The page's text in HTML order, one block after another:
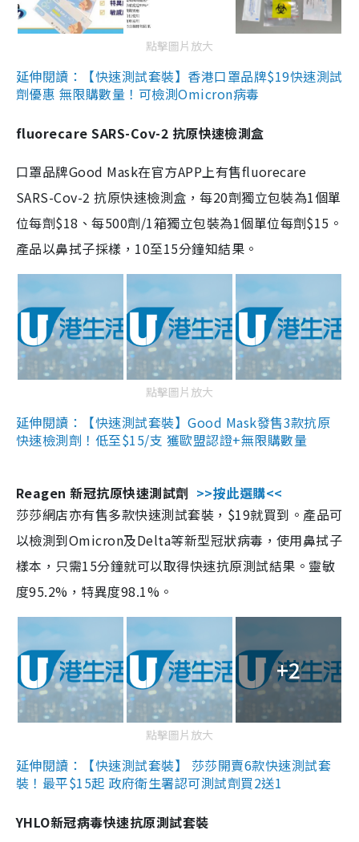
點擊圖片放大
延伸閱讀：【快速測試套裝】香港口罩品牌$19快速測試
劑優惠 無限購數量！可檢測Omicron病毒
fluorecare SARS-Cov-2 抗原快速檢測盒
口罩品牌Good Mask在官方APP上有售fluorecare
SARS-Cov-2 抗原快速檢測盒，每20劑獨立包裝為1個單
位每劑$18、每500劑/1箱獨立包裝為1個單位每劑$15。
產品以鼻拭子採樣，10至15分鐘知結果。
點擊圖片放大
延伸閱讀：【快速測試套裝】Good Mask發售3款抗原
快速檢測劑！低至$15/支 獲歐盟認證+無限購數量
Reagen 新冠抗原快速測試劑 >>按此選購<<
莎莎網店亦有售多款快速測試套裝，$19就買到。產品可
以檢測到Omicron及Delta等新型冠狀病毒，使用鼻拭子
樣本，只需15分鐘就可以取得快速抗原測試結果。靈敏
度95.2%，特異度98.1%。
+2
點擊圖片放大
延伸閱讀：【快速測試套裝】 莎莎開賣6款快速測試套
裝！最平$15起 政府衛生署認可測試劑買2送1
YHLO新冠病毒快速抗原測試套裝